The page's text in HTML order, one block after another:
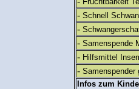
- Schnell
-
- Samenspende
- Hilfsmittel
- Samenspender
Infos zum